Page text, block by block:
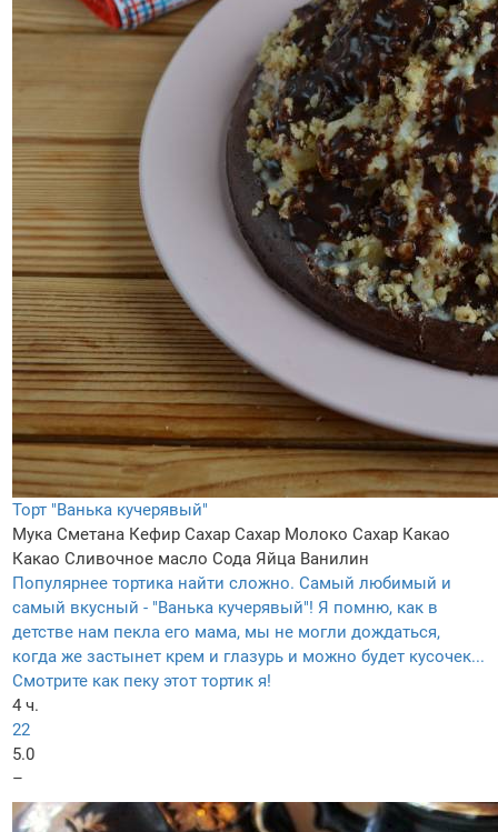
Торт "Ванька кучерявый"
Мука Сметана Кефир Сахар Сахар Молоко Сахар Какао
Какао Сливочное масло Сода Яйца Ванилин
Популярнее тортика найти сложно. Самый любимый и
самый вкусный - "Ванька кучерявый"! Я помню, как в
детстве нам пекла его мама, мы не могли дождаться,
когда же застынет крем и глазурь и можно будет кусочек...
Смотрите как пеку этот тортик я!
4 ч.
22
5.0
–